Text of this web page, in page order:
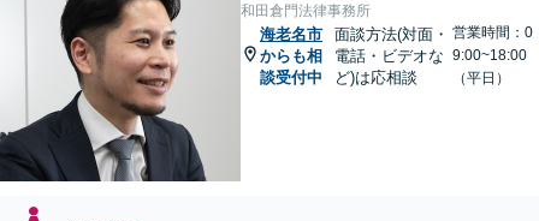
和田倉門法律事務所
海老名市
からも相
談受付中
面談方法(対面・
電話・ビデオな
ど)は応相談
営業時間：0
9:00~18:00
（平日）